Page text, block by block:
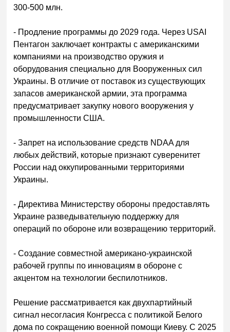
300-500 млн.
- Продление программы до 2029 года. Через USAI
Пентагон заключает контракты с американскими
компаниями на производство оружия и
оборудования специально для Вооруженных сил
Украины. В отличие от поставок из существующих
запасов американской армии, эта программа
предусматривает закупку нового вооружения у
промышленности США.
- Запрет на использование средств NDAA для
любых действий, которые признают суверенитет
России над оккупированными территориями
Украины.
- Директива Министерству обороны предоставлять
Украине разведывательную поддержку для
операций по обороне или возвращению территорий.
- Создание совместной американо-украинской
рабочей группы по инновациям в обороне с
акцентом на технологии беспилотников.
Решение рассматривается как двухпартийный
сигнал несогласия Конгресса с политикой Белого
дома по сокращению военной помощи Киеву. С 2025